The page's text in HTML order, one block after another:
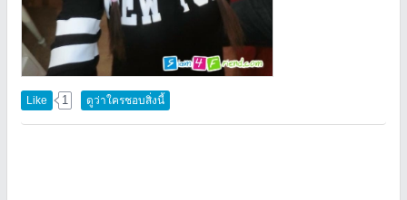
Like 1 ดูว่าใครชอบสิ่งนี้